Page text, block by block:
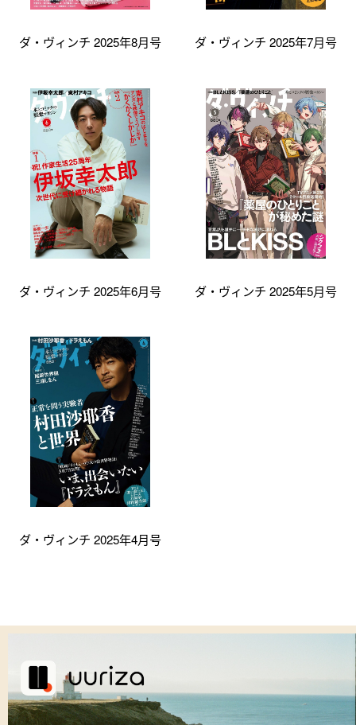
ダ・ヴィンチ 2025年8月号 ダ・ヴィンチ 2025年7月号
ダ・ヴィンチ 2025年6月号 ダ・ヴィンチ 2025年5月号
ダ・ヴィンチ 2025年4月号